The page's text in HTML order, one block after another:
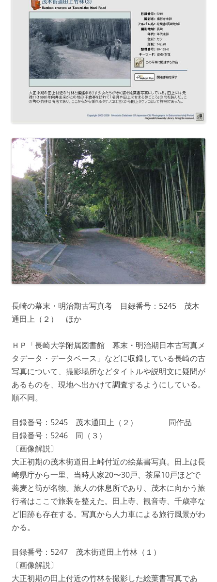
長崎の幕末・明治期古写真考 目録番号：5245 茂木
通田上（２） ほか
ＨＰ「長崎大学附属図書館 幕末・明治期日本古写真メ
タデータ・データベース」などに収録している長崎の古
写真について、撮影場所などタイトルや説明文に疑問が
あるものを、現地へ出かけて調査するようにしている。
順不同。
目録番号：5245 茂木通田上（２） 同作品
目録番号：5246 同（３）
〔画像解説〕
大正初期の茂木街道田上峠付近の絵葉書写真。田上は長
崎県庁から一里、当時人家20〜30戸、茶屋10戸ほどで
蕎麦と筍が名物。旅人の休息所であり、茂木に向かう旅
行者はここで旅装を整えた。田上寺、観音寺、千歳亭な
ど旧跡も存在する。写真から人力車による旅行風景がわ
かる。
目録番号：5247 茂木街道田上竹林（１）
〔画像解説〕
大正初期の田上付近の竹林を撮影した絵葉書写真であ